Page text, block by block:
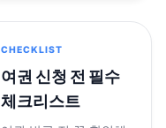
CHECKLIST
여권 신청 전 필수
체크리스트